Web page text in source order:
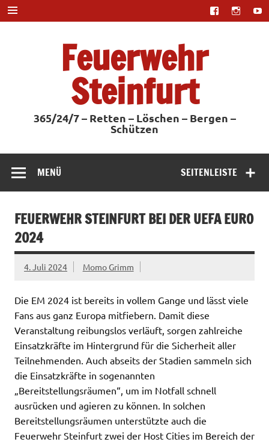
Zum
Inhalt
springen
Feuerwehr
Steinfurt
365/24/7 – Retten – Löschen – Bergen –
Schützen
SEITENLEISTE
MENÜ
FEUERWEHR STEINFURT BEI DER UEFA EURO
2024
4. Juli 2024 Momo Grimm
Die EM 2024 ist bereits in vollem Gange und lässt viele
Fans aus ganz Europa mitfiebern. Damit diese
Veranstaltung reibungslos verläuft, sorgen zahlreiche
Einsatzkräfte im Hintergrund für die Sicherheit aller
Teilnehmenden. Auch abseits der Stadien sammeln sich
die Einsatzkräfte in sogenannten
„Bereitstellungsräumen“, um im Notfall schnell
ausrücken und agieren zu können. In solchen
Bereitstellungsräumen unterstützte auch die
Feuerwehr Steinfurt zwei der Host Cities im Bereich der